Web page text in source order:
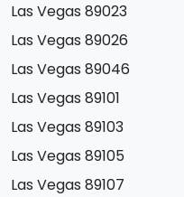
Las Vegas 89023
Las Vegas 89026
Las Vegas 89046
Las Vegas 89101
Las Vegas 89103
Las Vegas 89105
Las Vegas 89107